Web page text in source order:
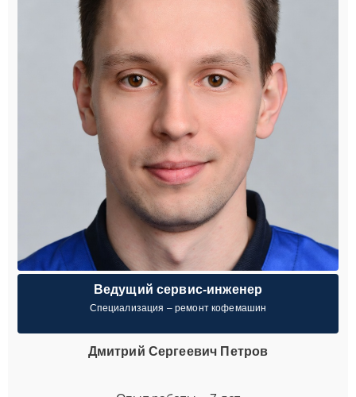
Ведущий сервис-инженер
Специализация – ремонт кофемашин
Дмитрий Сергеевич Петров